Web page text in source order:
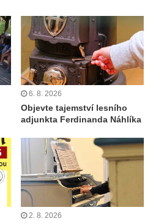
6. 8. 2026
Objevte tajemství lesního
adjunkta Ferdinanda Náhlíka
2. 8. 2026